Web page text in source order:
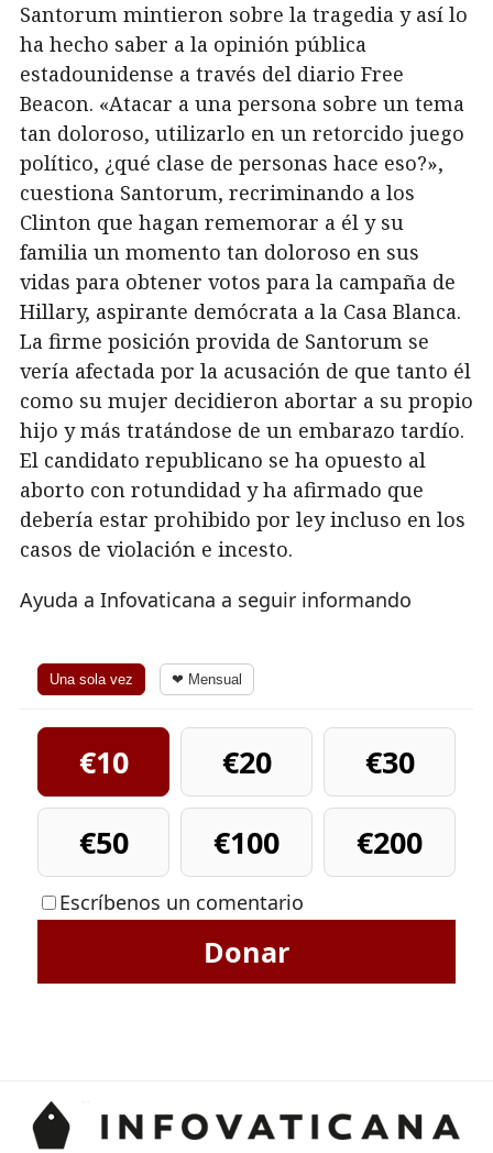
Santorum mintieron sobre la tragedia y así lo
ha hecho saber a la opinión pública
estadounidense a través del diario Free
Beacon. «Atacar a una persona sobre un tema
tan doloroso, utilizarlo en un retorcido juego
político, ¿qué clase de personas hace eso?»,
cuestiona Santorum, recriminando a los
Clinton que hagan rememorar a él y su
familia un momento tan doloroso en sus
vidas para obtener votos para la campaña de
Hillary, aspirante demócrata a la Casa Blanca.
La firme posición provida de Santorum se
vería afectada por la acusación de que tanto él
como su mujer decidieron abortar a su propio
hijo y más tratándose de un embarazo tardío.
El candidato republicano se ha opuesto al
aborto con rotundidad y ha afirmado que
debería estar prohibido por ley incluso en los
casos de violación e incesto.
Ayuda a Infovaticana a seguir informando
Una sola vez ❤ Mensual
€10 €20
€30
€50
€100 €200
Escríbenos un comentario
Donar